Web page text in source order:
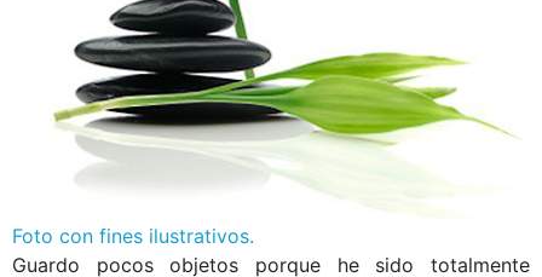
Foto con fines ilustrativos.
Guardo pocos objetos porque he sido totalmente